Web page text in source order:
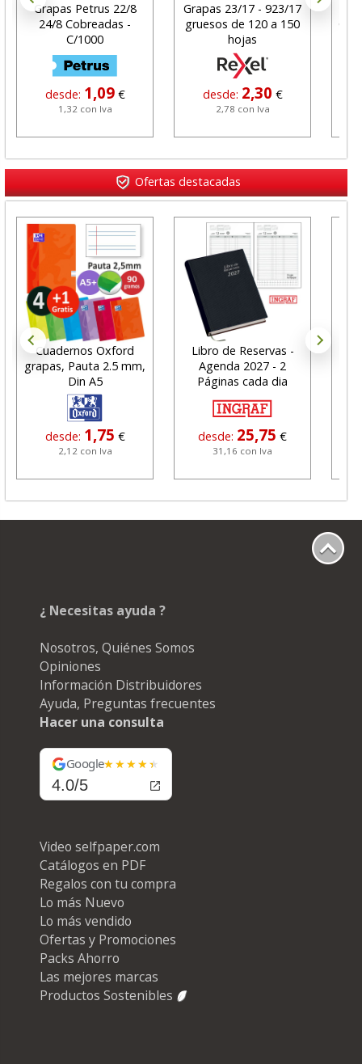
Grapas Petrus 22/8
24/8 Cobreadas -
C/1000
desde: 1,09 €
1,32 con Iva
Grapas 23/17 - 923/17
gruesos de 120 a 150
hojas
desde: 2,30 €
2,78 con Iva
Ofertas destacadas
Cuadernos Oxford
grapas, Pauta 2.5 mm,
Din A5
desde: 1,75 €
2,12 con Iva
Libro de Reservas -
Agenda 2027 - 2
Páginas cada dia
desde: 25,75 €
31,16 con Iva
¿ Necesitas ayuda ?
Nosotros, Quiénes Somos
Opiniones
Información Distribuidores
Ayuda, Preguntas frecuentes
Hacer una consulta
Google
4.0/5
Video selfpaper.com
Catálogos en PDF
Regalos con tu compra
Lo más Nuevo
Lo más vendido
Ofertas y Promociones
Packs Ahorro
Las mejores marcas
Productos Sostenibles